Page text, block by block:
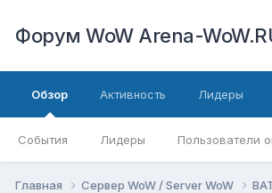
Форум WoW Arena-
Обзор
События Лидеры Пользователи
Активность Лидеры
Главная Сервер WoW / Server WoW